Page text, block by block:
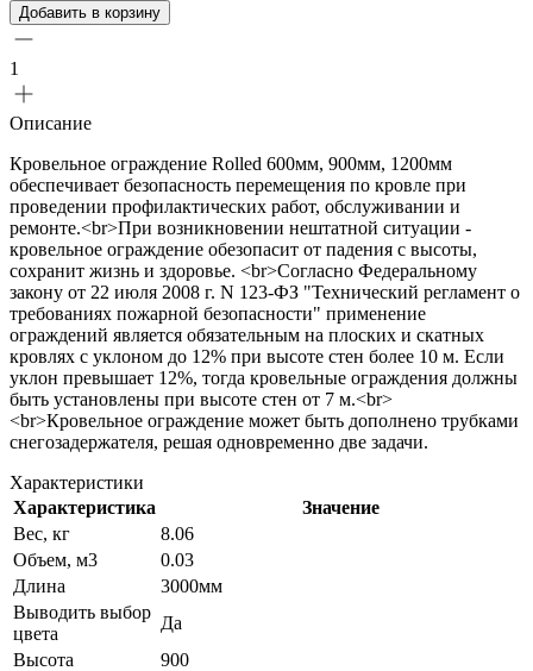
Добавить в корзину
1
Описание
Кровельное ограждение Rolled 600мм, 900мм, 1200мм
обеспечивает безопасность перемещения по кровле при
проведении профилактических работ, обслуживании и
ремонте.<br>При возникновении нештатной ситуации -
кровельное ограждение обезопасит от падения с высоты,
сохранит жизнь и здоровье. <br>Согласно Федеральному
закону от 22 июля 2008 г. N 123-ФЗ "Технический регламент о
требованиях пожарной безопасности" применение
ограждений является обязательным на плоских и скатных
кровлях с уклоном до 12% при высоте стен более 10 м. Если
уклон превышает 12%, тогда кровельные ограждения должны
быть установлены при высоте стен от 7 м.<br>
<br>Кровельное ограждение может быть дополнено трубками
снегозадержателя, решая одновременно две задачи.
Характеристики
Характеристика
Значение
Вес, кг
8.06
Объем, м3
0.03
Длина
3000мм
Выводить выбор
цвета
Да
Высота
900